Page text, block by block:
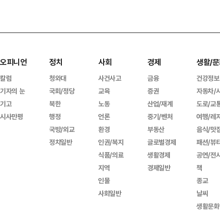
오피니언
칼럼
기자의 눈
기고
시사만평
정치
청와대
국회/정당
북한
행정
국방/외교
정치일반
사회
사건사고
교육
노동
언론
환경
인권/복지
식품/의료
지역
인물
사회일반
경제
금융
증권
산업/재계
중기/벤처
부동산
글로벌경제
생활경제
경제일반
생활/
건강정보
자동차/
도로/교
여행/레
음식/맛
패션/뷰
공연/전
책
종교
날씨
생활문